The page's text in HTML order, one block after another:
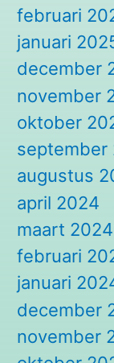
februari
januari
december
november
oktober
september
augustus
april 2024
maart 2024
februari
januari
december
november